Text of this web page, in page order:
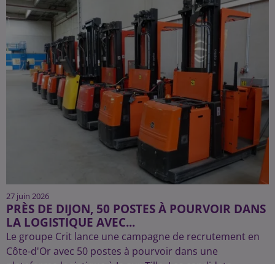
27 juin 2026
PRÈS DE DIJON, 50 POSTES À POURVOIR DANS
LA LOGISTIQUE AVEC...
Le groupe Crit lance une campagne de recrutement en
Côte-d'Or avec 50 postes à pourvoir dans une